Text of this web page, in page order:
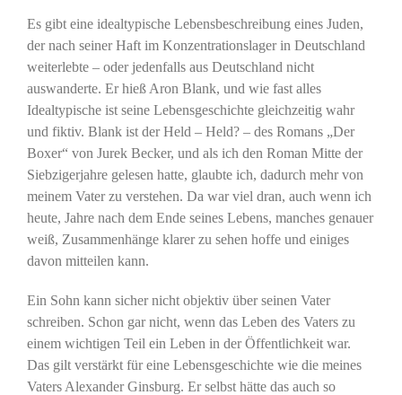
Es gibt eine idealtypische Lebensbeschreibung eines Juden,
der nach seiner Haft im Konzentrationslager in Deutschland
weiterlebte – oder jedenfalls aus Deutschland nicht
auswanderte. Er hieß Aron Blank, und wie fast alles
Idealtypische ist seine Lebensgeschichte gleichzeitig wahr
und fiktiv. Blank ist der Held – Held? – des Romans „Der
Boxer“ von Jurek Becker, und als ich den Roman Mitte der
Siebzigerjahre gelesen hatte, glaubte ich, dadurch mehr von
meinem Vater zu verstehen. Da war viel dran, auch wenn ich
heute, Jahre nach dem Ende seines Lebens, manches genauer
weiß, Zusammenhänge klarer zu sehen hoffe und einiges
davon mitteilen kann.
Ein Sohn kann sicher nicht objektiv über seinen Vater
schreiben. Schon gar nicht, wenn das Leben des Vaters zu
einem wichtigen Teil ein Leben in der Öffentlichkeit war.
Das gilt verstärkt für eine Lebensgeschichte wie die meines
Vaters Alexander Ginsburg. Er selbst hätte das auch so